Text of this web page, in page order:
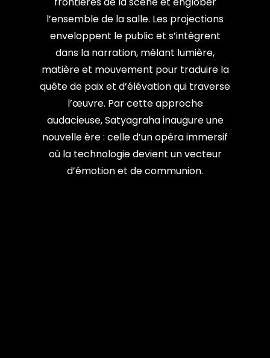
l’ensemble de la salle. Les projections
enveloppent le public et s’intègrent
dans la narration, mêlant lumière,
matière et mouvement pour traduire la
quête de paix et d’élévation qui traverse
l’œuvre. Par cette approche
audacieuse, Satyagraha inaugure une
nouvelle ère : celle d’un opéra immersif
où la technologie devient un vecteur
d’émotion et de communion.